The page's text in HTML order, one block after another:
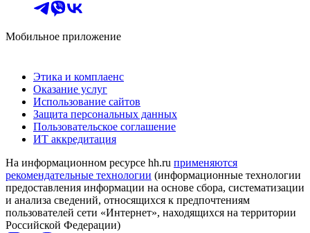
Мобильное приложение
Этика и комплаенс
Оказание услуг
Использование сайтов
Защита персональных данных
Пользовательское соглашение
ИТ аккредитация
На информационном ресурсе hh.ru применяются
рекомендательные технологии (информационные технологии
предоставления информации на основе сбора, систематизации
и анализа сведений, относящихся к предпочтениям
пользователей сети «Интернет», находящихся на территории
Российской Федерации)